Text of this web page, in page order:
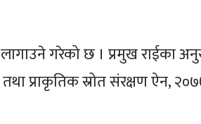
गरेको छ । प्रमुख राईका
प्राकृतिक स्रोत संरक्षण ऐन,